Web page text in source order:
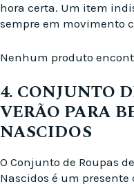
hora certa. Um item
sempre em movimento
Nenhum produto
4. CONJUNTO
VERÃO PARA
NASCIDOS
O Conjunto de Roupas
Nascidos é um